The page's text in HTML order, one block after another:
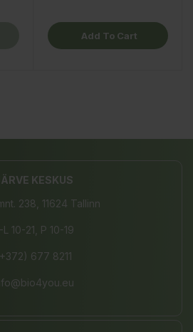
Add To Cart
KESKUS
238, 11624 Tallinn
L 10-21, P 10-19
677 8211